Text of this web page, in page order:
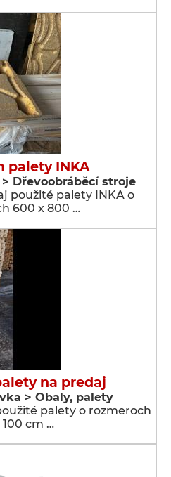
palety INKA
Dřevoobráběcí stroje
použité palety INKA o
600 x 800 …
na predaj
> Obaly, palety
palety o rozmeroch
100 cm …